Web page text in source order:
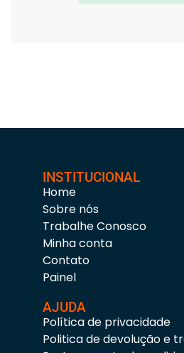
INSTITUCIONAL
Home
Sobre nós
Trabalhe Conosco
Minha conta
Contato
Painel
AJUDA
Política de privacidade
Politica de devolução e